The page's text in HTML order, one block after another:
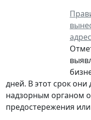
дней. В этот срок
надзорным органом
предостережения